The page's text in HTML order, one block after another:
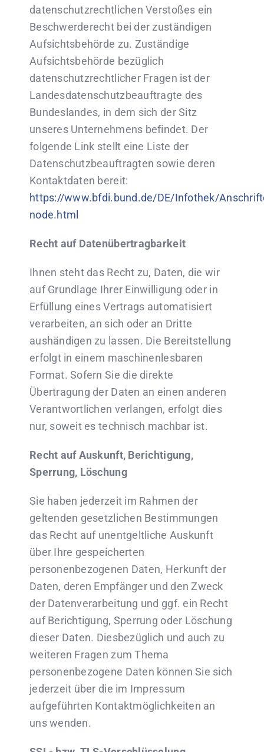
datenschutzrechtlichen Verstoßes ein
Beschwerderecht bei der zuständigen
Aufsichtsbehörde zu. Zuständige
Aufsichtsbehörde bezüglich
datenschutzrechtlicher Fragen ist der
Landesdatenschutzbeauftragte des
Bundeslandes, in dem sich der Sitz
unseres Unternehmens befindet. Der
folgende Link stellt eine Liste der
Datenschutzbeauftragten sowie deren
Kontaktdaten bereit:
https://www.bfdi.bund.de/DE/Infothek/
node.html
Recht auf Datenübertragbarkeit
Ihnen steht das Recht zu, Daten, die wir
auf Grundlage Ihrer Einwilligung oder in
Erfüllung eines Vertrags automatisiert
verarbeiten, an sich oder an Dritte
aushändigen zu lassen. Die Bereitstellung
erfolgt in einem maschinenlesbaren
Format. Sofern Sie die direkte
Übertragung der Daten an einen anderen
Verantwortlichen verlangen, erfolgt dies
nur, soweit es technisch machbar ist.
Recht auf Auskunft, Berichtigung,
Sperrung, Löschung
Sie haben jederzeit im Rahmen der
geltenden gesetzlichen Bestimmungen
das Recht auf unentgeltliche Auskunft
über Ihre gespeicherten
personenbezogenen Daten, Herkunft der
Daten, deren Empfänger und den Zweck
der Datenverarbeitung und ggf. ein Recht
auf Berichtigung, Sperrung oder Löschung
dieser Daten. Diesbezüglich und auch zu
weiteren Fragen zum Thema
personenbezogene Daten können Sie sich
jederzeit über die im Impressum
aufgeführten Kontaktmöglichkeiten an
uns wenden.